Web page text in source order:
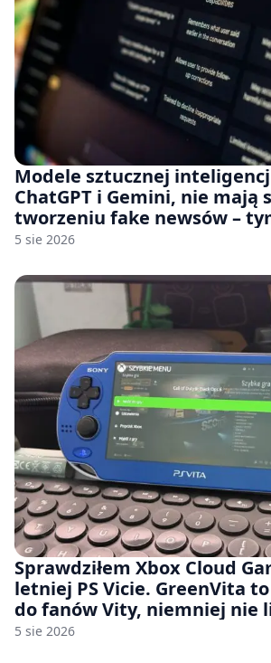
Modele sztucznej
ChatGPT i Gemini, nie mają
tworzeniu fake newsów –
jeśli rozmawiasz z nimi po
5 sie 2026
Sprawdziłem Xbox Cloud
letniej PS Vicie. GreenVita
do fanów Vity, niemniej nie
wiele [FELIETON]
5 sie 2026